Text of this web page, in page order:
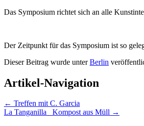
Das Symposium richtet sich an alle
Der Zeitpunkt für das Symposium ist so
Dieser Beitrag wurde unterBerlin
Artikel-Navigation
← Treffen mit C. Garcia
La Tanganilla_ Kompost aus Müll →